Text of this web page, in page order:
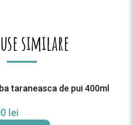
similare
taraneasca de pui 400ml
lei